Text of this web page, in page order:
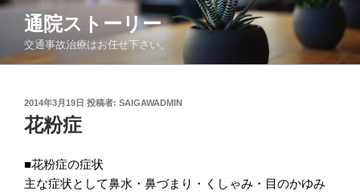
コ
ン
通院ストーリー
交通事故治療はお任せ下さい。
投
稿
日:
2014年3月19日 投稿者: SAIGAWADMIN
花粉症
■花粉症の症状
主な症状として鼻水・鼻づまり・くしゃみ・目のかゆみ